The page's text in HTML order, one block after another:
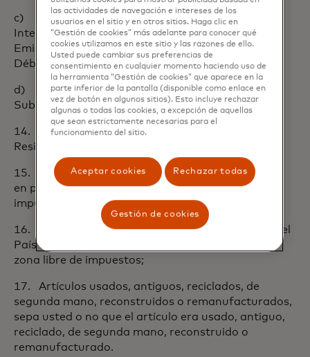
c) Los productos comprados en un sitio de
Internet que no está registrado en Territorio de
Emisión de la tarjeta Mastercard® World Elite
Débito
d) Los productos comprados en un sitio de
Subastas por Internet o un sitio de descuentos
14. Artículos comprados fuera del País de
Residencia del tarjetahabiente;
15. Costos de envío y/o transporte o la diferencia
en precio debida a los costos de envío y manejo e
impuesto a las ventas;
16. La diferencia en precio de un anuncio fuera del
País de Residencia del tarjetahabiente o en una
zona libre de impuestos;
17. Artículos usados, antiguos, reciclados, de
segunda mano, reconstruidos o remanufacturados,
sepa usted o no que el artículo era usado, antiguo,
reciclado, de segunda mano, reconstruido o
remanufacturado.
las actividades de navegación e intereses de los
usuarios en el sitio y en otros sitios. Haga clic en
“Gestión de cookies” más adelante para conocer qué
cookies utilizamos en este sitio y las razones de ello.
Usted puede cambiar sus preferencias de
consentimiento en cualquier momento haciendo uso de
la herramienta “Gestión de cookies” que aparece en la
parte inferior de la pantalla (disponible como enlace en
vez de botón en algunos sitios). Esto incluye rechazar
algunas o todas las cookies, a excepción de aquellas
que sean estrictamente necesarias para el
funcionamiento del sitio.
Aceptar cookies Rechazar todas
Gestión de cookies